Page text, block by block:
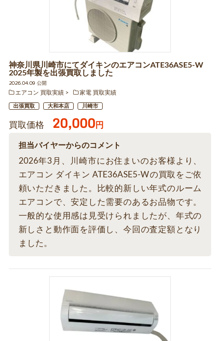
神奈川県川崎市にてダイキンのエアコンATE36ASE5-W
2025年製を出張買取しました
2026.04.09 公開
エアコン 買取実績
家電 買取実績
出張買取 大和本店 川崎市
買取価格 20,000円
担当バイヤーからのコメント
2026年3月、川崎市にお住まいのお客様より、
エアコン ダイキン ATE36ASE5-Wの買取をご依
頼いただきました。比較的新しい年式のルーム
エアコンで、安定した需要のあるお品物です。
一般的な使用感は見受けられましたが、年式の
新しさと動作面を評価し、今回の査定額となり
ました。